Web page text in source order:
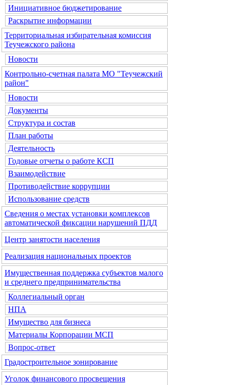
Инициативное бюджетирование
Раскрытие информации
Территориальная избирательная комиссия
Теучежского района
Новости
Контрольно-счетная палата МО "Теучежский
район"
Новости
Документы
Структура и состав
План работы
Деятельность
Годовые отчеты о работе КСП
Взаимодействие
Противодействие коррупции
Использование средств
Сведения о местах установки комплексов
автоматической фиксации нарушений ПДД
Центр занятости населения
Реализация национальных проектов
Имущественная поддержка субъектов малого
и среднего предпринимательства
Коллегиальный орган
НПА
Имущество для бизнеса
Материалы Корпорации МСП
Вопрос-ответ
Градостроительное зонирование
Уголок финансового просвещения